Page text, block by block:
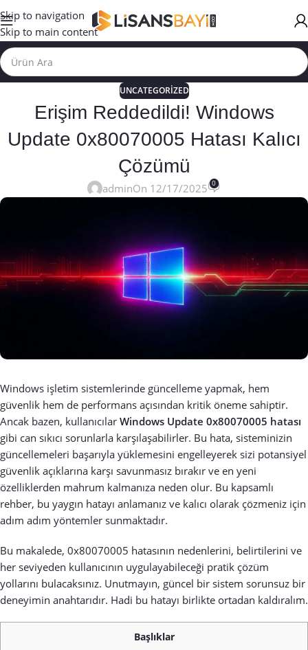
Skip to navigation
Skip to main content
UNCATEGORIZED
Erişim Reddedildi! Windows
Update 0x80070005 Hatası Kalıcı
Çözümü
adminOn 12/17/2025 0
Windows işletim sistemlerinde güncelleme yapmak, hem
güvenlik hem de performans açısından kritik öneme sahiptir.
Ancak bazen, kullanıcılar Windows Update 0x80070005 hatası
gibi can sıkıcı sorunlarla karşılaşabilirler. Bu hata, sisteminizin
güncellemeleri başarıyla yüklemesini engelleyerek sizi potansiyel
güvenlik açıklarına karşı savunmasız bırakır ve en yeni
özelliklerden mahrum kalmanıza neden olur. Bu kapsamlı
rehber, bu yaygın hatayı anlamanız ve kalıcı olarak çözmeniz için
adım adım yöntemler sunmaktadır.
Bu makalede, 0x80070005 hatasının nedenlerini, belirtilerini ve
her seviyeden kullanıcının uygulayabileceği pratik çözüm
yollarını bulacaksınız. Unutmayın, güncel bir sistem sorunsuz bir
deneyimin anahtarıdır. Hadi bu hatayı birlikte ortadan kaldıralım.
Başlıklar